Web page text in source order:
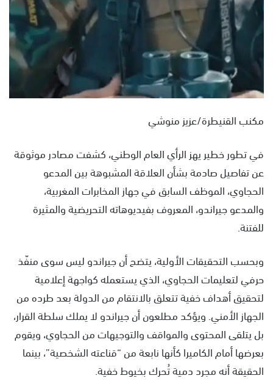
مكنب القنيطرة/عزيز منوشي
في تطور خطير يهز الرأي العام الوطني، كشفت مصادر موثوقة
عن تفاصيل صادمة بشأن العلاقة المشبوهة بين المدعو
الحجاوي، الموظف السابق في جهاز المخابرات المغربية،
والمدعو جيراندو، المعروف بفيديوهاته التحريضية والمثيرة
للفتنة.
وبحسب التحقيقات الأولية، يتضح أن جيراندو ليس سوى منفّذ
حرفي لتعليمات الحجاوي، الذي يستعمله كواجهة إعلامية
لتحقيق أهداف خفية تتعلق بالانتقام من الدولة بعد طرده من
الجهاز الأمني. ويؤكد مطلعون أن جيراندو لا يملك سلطة القرار،
بل يتلقى المحتوى والمواقف والتوجيهات من الحجاوي، ويقوم
بعرضها أمام الكاميرا كأنها نابعة من “قناعته الشخصية”، بينما
الحقيقة أنه مجرد دمية تُحرك بخيوط خفية.